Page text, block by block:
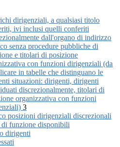
dirigenziali, a qualsiasi titolo
ivi inclusi quelli conferiti
dall'organo di indirizzo
senza procedure pubbliche di
e titolari di posizione
con funzioni dirigenziali (da
in tabelle che distinguano le
situazioni: dirigenti, dirigenti
discrezionalmente, titolari di
organizzativa con funzioni
3
posizioni dirigenziali discrezionali
di funzione disponibili
dirigenti